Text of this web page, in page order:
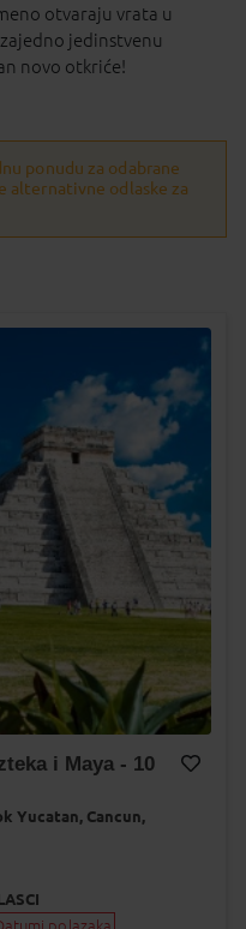
otvaraju vrata u
jedinstvenu
novo otkriće!
ponudu za odabrane
alternativne odlaske za
i Maya - 10
Yucatan, Cancun,
polazaka